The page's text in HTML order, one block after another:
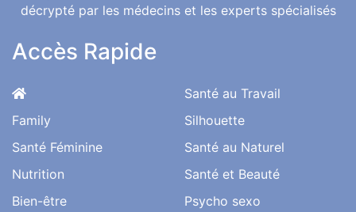
décrypté par les médecins et les experts spécialisés
Accès Rapide
Family
Santé Féminine
Nutrition
Bien-être
Santé au Travail
Silhouette
Santé au Naturel
Santé et Beauté
Psycho sexo